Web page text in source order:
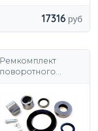
17316
Ремкомплект
поворотного
e0041740